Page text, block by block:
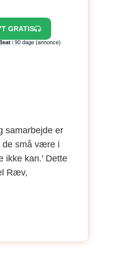
GRATIS
i 90 dage (annonce)
samarbejde er
de små være i
ikke kan.' Dette
Ræv,